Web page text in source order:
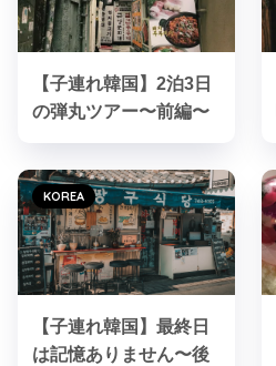
【子連れ韓国】2泊3日
の弾丸ツアー〜前編〜
【子連れ韓国】最終日
は記憶ありません〜後
KOREA